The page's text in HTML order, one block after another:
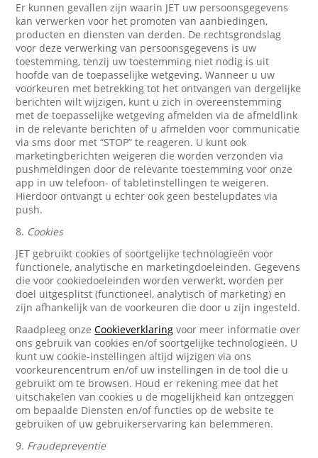
Er kunnen gevallen zijn waarin JET uw persoonsgegevens
kan verwerken voor het promoten van aanbiedingen,
producten en diensten van derden. De rechtsgrondslag
voor deze verwerking van persoonsgegevens is uw
toestemming, tenzij uw toestemming niet nodig is uit
hoofde van de toepasselijke wetgeving. Wanneer u uw
voorkeuren met betrekking tot het ontvangen van dergelijke
berichten wilt wijzigen, kunt u zich in overeenstemming
met de toepasselijke wetgeving afmelden via de afmeldlink
in de relevante berichten of u afmelden voor communicatie
via sms door met “STOP” te reageren. U kunt ook
marketingberichten weigeren die worden verzonden via
pushmeldingen door de relevante toestemming voor onze
app in uw telefoon- of tabletinstellingen te weigeren.
Hierdoor ontvangt u echter ook geen bestelupdates via
push.
8. Cookies
JET gebruikt cookies of soortgelijke technologieën voor
functionele, analytische en marketingdoeleinden. Gegevens
die voor cookiedoeleinden worden verwerkt, worden per
doel uitgesplitst (functioneel, analytisch of marketing) en
zijn afhankelijk van de voorkeuren die door u zijn ingesteld.
Raadpleeg onzeCookieverklaring voor meer informatie over
ons gebruik van cookies en/of soortgelijke technologieën. U
kunt uw cookie-instellingen altijd wijzigen via ons
voorkeurencentrum en/of uw instellingen in de tool die u
gebruikt om te browsen. Houd er rekening mee dat het
uitschakelen van cookies u de mogelijkheid kan ontzeggen
om bepaalde Diensten en/of functies op de website te
gebruiken of uw gebruikerservaring kan belemmeren.
9. Fraudepreventie